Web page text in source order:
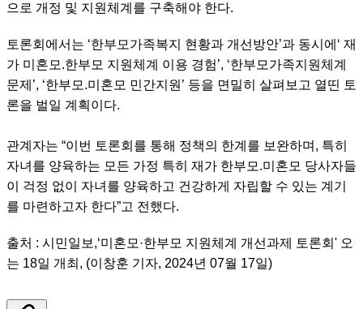
으로 개정 및 지원체계를 구축해야 한다.
토론회에서는 ‘한부모가족복지 현황과 개선방안’과 동시에‘ 재
가 미혼모.한부모 지원체계 이용 경험’, ‘한부모가족지원체계
문제’, ‘한부모.미혼모 민간지원’ 등을 면밀히 살펴보고 열띤 토
론을 벌일 계획이다.
관계자는 “이번 토론회를 통해 정책의 한계를 보완하며, 특히
자녀를 양육하는 모든 가정 특히 재가 한부모.미혼모 당사자들
이 걱정 없이 자녀를 양육하고 건강하게 자립할 수 있는 계기
를 마련하고자 한다”고 전했다.
출처 : 시민일보,‘미혼모·한부모 지원체계 개선과제 토론회' 오
는 18일 개최, (이창훈 기자, 2024년 07월 17일)